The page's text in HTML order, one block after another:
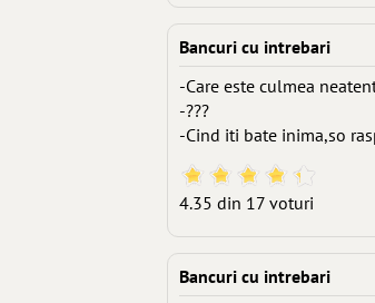
Bancuri cu intrebari
-Care este culmea
-???
-Cind iti bate inima,so
4.35 din 17 voturi
Bancuri cu intrebari